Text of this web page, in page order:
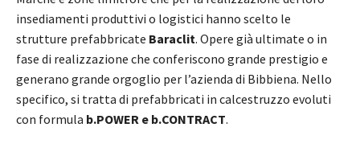
insediamenti produttivi o logistici hanno scelto le
strutture prefabbricate Baraclit. Opere già ultimate o in
fase di realizzazione che conferiscono grande prestigio e
generano grande orgoglio per l’azienda di Bibbiena. Nello
specifico, si tratta di prefabbricati in calcestruzzo evoluti
con formula b.POWER e b.CONTRACT.